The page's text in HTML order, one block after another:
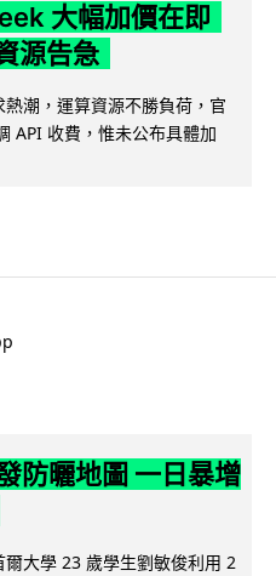
大幅加價在即
源告急
潮，運算資源不勝負荷，官
API 收費，惟未公布具體加
防曬地圖 一日暴增
爾大學 23 歲學生劉敏俊利用 2